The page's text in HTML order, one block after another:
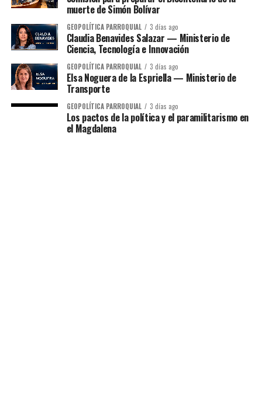
muerte de Simón Bolívar
GEOPOLÍTICA PARROQUIAL 3 días ago
Claudia Benavides Salazar — Ministerio de
Ciencia, Tecnología e Innovación
GEOPOLÍTICA PARROQUIAL 3 días ago
Elsa Noguera de la Espriella — Ministerio de
Transporte
GEOPOLÍTICA PARROQUIAL 3 días ago
Los pactos de la política y el paramilitarismo en
el Magdalena